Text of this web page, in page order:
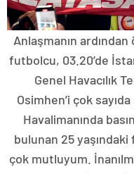
Anlaşmanın
futbolcu, 03.20’de
Genel Havacılık
Osimhen’i çok sayıda
Havalimanında
bulunan 25
çok mutluyum.